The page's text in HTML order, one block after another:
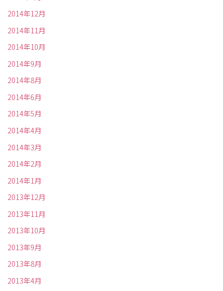
2014年12月
2014年11月
2014年10月
2014年9月
2014年8月
2014年6月
2014年5月
2014年4月
2014年3月
2014年2月
2014年1月
2013年12月
2013年11月
2013年10月
2013年9月
2013年8月
2013年4月